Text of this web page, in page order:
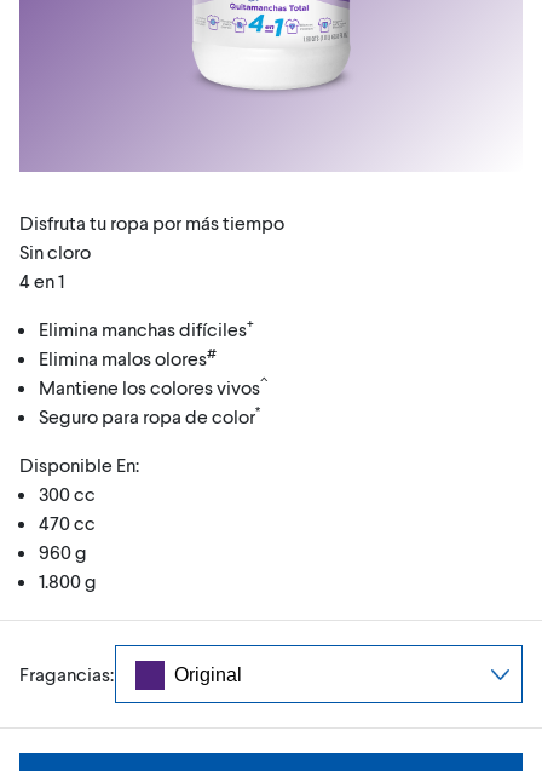
Disfruta tu ropa por más tiempo
Sin cloro
4 en 1
Elimina manchas difíciles+
Elimina malos olores#
Mantiene los colores vivos^
Seguro para ropa de color*
Disponible En:
300 cc
470 cc
960 g
1.800 g
Fragancias: